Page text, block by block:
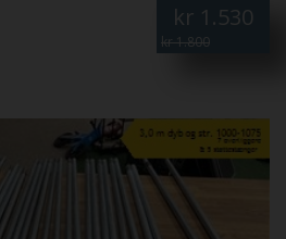
kr 1.530
kr 1.800